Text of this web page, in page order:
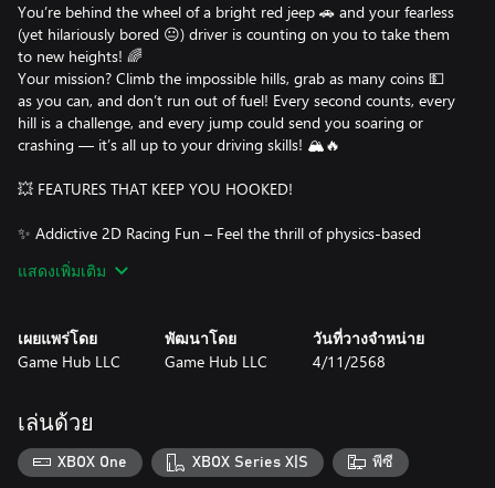
You’re behind the wheel of a bright red jeep 🚗 and your fearless
(yet hilariously bored 😐) driver is counting on you to take them
to new heights! 🌈
Your mission? Climb the impossible hills, grab as many coins 💵
as you can, and don’t run out of fuel! Every second counts, every
hill is a challenge, and every jump could send you soaring or
crashing — it’s all up to your driving skills! 🏔️🔥
💥 FEATURES THAT KEEP YOU HOOKED!
✨ Addictive 2D Racing Fun – Feel the thrill of physics-based
🚗 Collect, Upgrade & Dominate – Earn coins and unlock faster,
💰 Fuel Up & Go Further – Keep your eyes on your gas gauge!
Collect fuel cans ⛽ and coins 💵 to push your limits and go
😎 Meet the Bored Driver – He might look unimpressed, but
don’t be fooled — he’s ready for the most epic ride of his life!
🌍 Endless Adventure – Every run is a new journey! Can you beat
your last score and reach the top of the leaderboard? 🏆
แสดงเพิ่มเติม
เผยแพร่โดย
Game Hub LLC
พัฒนาโดย
Game Hub LLC
วันที่วางจำหน่าย
4/11/2568
เล่นด้วย
XBOX One XBOX Series X|S พีซี